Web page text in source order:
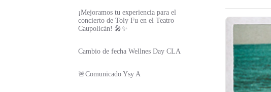
¡Mejoramos tu experiencia para el
concierto de Toly Fu en el Teatro
Caupolicán! 🎤✨
Cambio de fecha Wellnes Day CLA
🚨Comunicado Ysy A